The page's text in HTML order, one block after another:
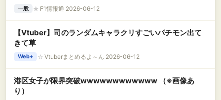
一般 ★ F1情報通 2026-06-12
【Vtuber】司のランダムキャラクリすごいパチモン出て
きて草
Web+ ☆ Vtuberまとめるよ～ん 2026-06-12
港区女子が限界突破wwwwwwwwwwww （※画像あ
り）